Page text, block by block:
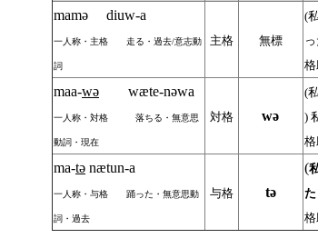
mamә diuw-a
一人称・主格 走る・過去/意志動
詞
主格 無標
(私
maa-wәwӕte-nәwa
一人称・対格 落ちる・無意思
動詞・現在
対格 wә
(私
)
ma-tәnӕtun-a
一人称・与格 踊った・無意思動
詞・過去
与格 tә
(
た